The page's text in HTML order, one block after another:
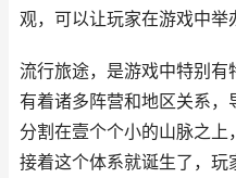
观，可以让玩家在游戏中举
流行旅途，是游戏中特别
有着诸多阵营和地区关系
分割在壹个个小的山脉之上
接着这个体系就诞生了，